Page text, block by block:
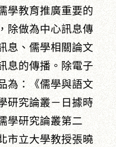
學教育推廣重要的
除做為中心訊息傳
息、儒學相關論文
息的傳播。除電子
為：《儒學與語文
研究論叢－日據時
學研究論叢第二
市立大學教授張曉